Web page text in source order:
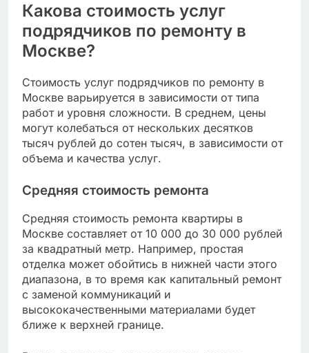
Какова стоимость услуг
подрядчиков по ремонту в
Москве варьируется в зависимости от типа
работ и уровня сложности. В среднем, цены
могут колебаться от нескольких десятков
тысяч рублей до сотен тысяч, в зависимости от
объема и качества услуг.
Средняя стоимость ремонта